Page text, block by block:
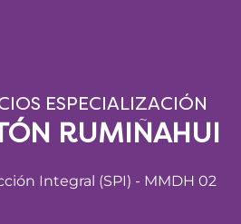
ESPECIALIZACIÓN
RUMIÑAHUI
Integral (SPI) - MMDH 02